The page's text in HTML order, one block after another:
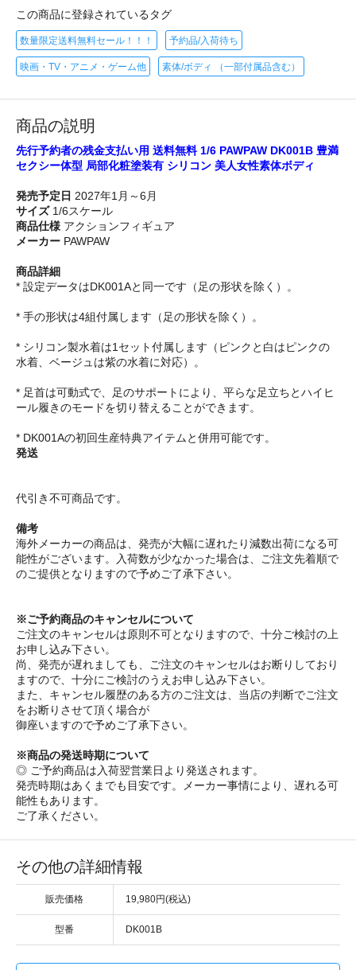
この商品に登録されているタグ
数量限定送料無料セール！！！ 予約品/入荷待ち
映画・TV・アニメ・ゲーム他 素体/ボディ （一部付属品含む）
商品の説明
先行予約者の残金支払い用 送料無料 1/6 PAWPAW DK001B 豊満
セクシー体型 局部化粧塗装有 シリコン 美人女性素体ボディ
発売予定日 2027年1月～6月
サイズ1/6スケール
商品仕様 アクションフィギュア
メーカー PAWPAW
商品詳細
* 設定データはDK001Aと同一です（足の形状を除く）。
* 手の形状は4組付属します（足の形状を除く）。
* シリコン製水着は1セット付属します（ピンクと白はピンクの
水着、ベージュは紫の水着に対応）。
* 足首は可動式で、足のサポートにより、平らな足立ちとハイヒ
ール履きのモードを切り替えることができます。
* DK001Aの初回生産特典アイテムと併用可能です。
発送
代引き不可商品です。
備考
海外メーカーの商品は、発売が大幅に遅れたり減数出荷になる可
能性がございます。入荷数が少なかった場合は、ご注文先着順で
のご提供となりますので予めご了承下さい。
※ご予約商品のキャンセルについて
ご注文のキャンセルは原則不可となりますので、十分ご検討の上
お申し込み下さい。
尚、発売が遅れましても、ご注文のキャンセルはお断りしており
ますので、十分にご検討のうえお申し込み下さい。
また、キャンセル履歴のある方のご注文は、当店の判断でご注文
をお断りさせて頂く場合が
御座いますので予めご了承下さい。
※商品の発送時期について
◎ ご予約商品は入荷翌営業日より発送されます。
発売時期はあくまでも目安です。メーカー事情により、遅れる可
能性もあります。
ご了承ください。
その他の詳細情報
販売価格 19,980円(税込)
型番 DK001B